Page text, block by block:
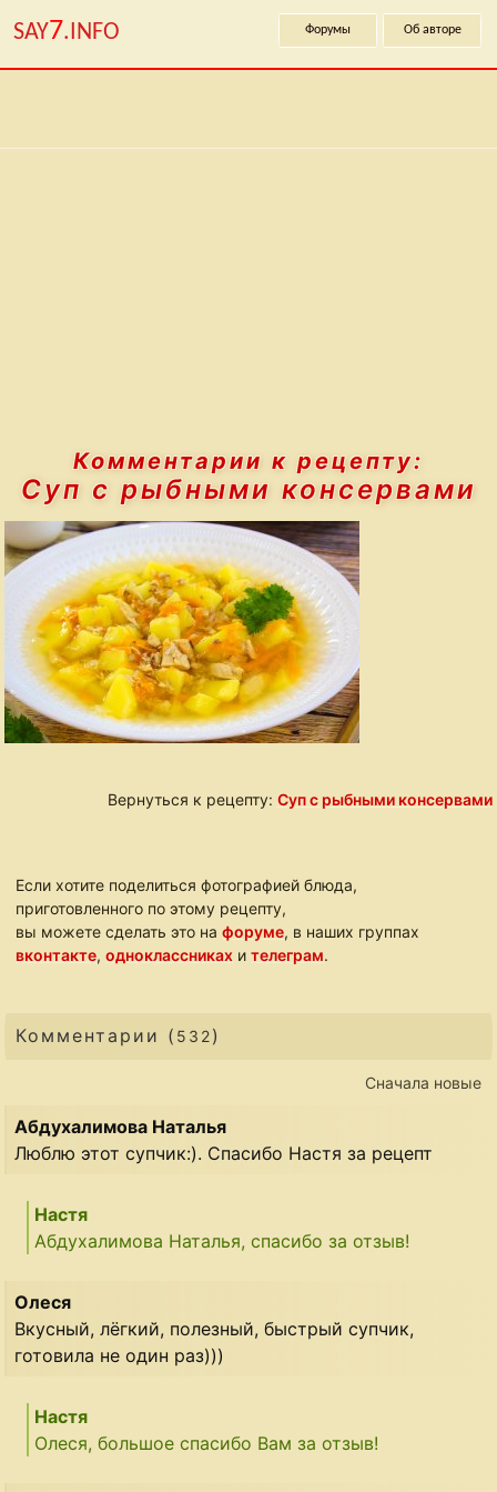
SAY7.INFO Форумы Об авторе
Комментарии к рецепту:
Суп с рыбными консервами
Вернуться к рецепту: Суп с рыбными консервами
Если хотите поделиться фотографией блюда,
приготовленного по этому рецепту,
вы можете сделать это нафоруме, в наших группах
вконтакте,одноклассниках ителеграм.
Комментарии ( 532)
Сначала новые
Абдухалимова Наталья
Люблю этот супчик:). Спасибо Настя за рецепт
Настя
Абдухалимова Наталья, спасибо за отзыв!
Олеся
Вкусный, лёгкий, полезный, быстрый супчик,
готовила не один раз)))
Настя
Олеся, большое спасибо Вам за отзыв!